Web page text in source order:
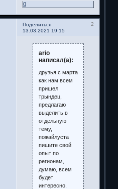
0
Поделиться
2
13.03.2021 19:15
ario
написал(а):
друзья с марта
как нам всем
пришел
трындец.
предлагаю
выделить в
отдельную
тему,
пожайлуста
пишите свой
опыт по
регионам,
думаю, всем
будет
интересно.